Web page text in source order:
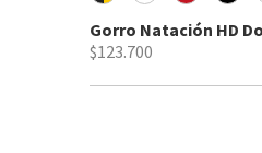
Gorro Natación HD
$123.700